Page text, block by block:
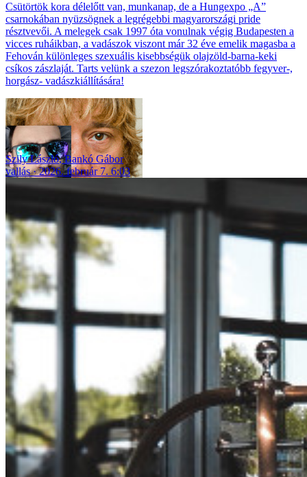
Csütörtök kora délelőtt van, munkanap, de a Hungexpo „A”
csarnokában nyüzsögnek a legrégebbi magyarországi pride
résztvevői. A melegek csak 1997 óta vonulnak végig Budapesten a
vicces ruháikban, a vadászok viszont már 32 éve emelik magasba a
Fehován különleges szexuális kisebbségük olajzöld-barna-keki
csíkos zászlaját. Tarts velünk a szezon legszórakoztatóbb fegyver-,
horgász- vadászkiállítására!
Szily László,Bankó Gábor
vallás
2026. február 7. 6:03